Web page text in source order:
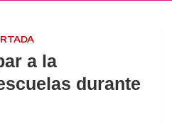
a la
durante